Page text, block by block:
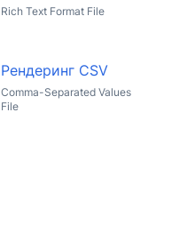
Rich Text Format File
Рендеринг CSV
Comma-Separated Values
File